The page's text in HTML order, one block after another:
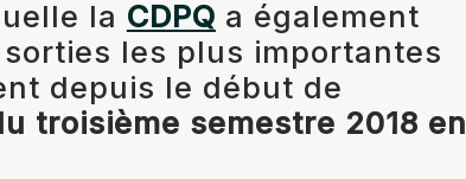
la CDPQ a également
les plus importantes
depuis le début de
troisième semestre 2018 en